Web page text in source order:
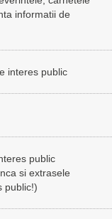
informatii de
interes public
public
si extrasele
public!)